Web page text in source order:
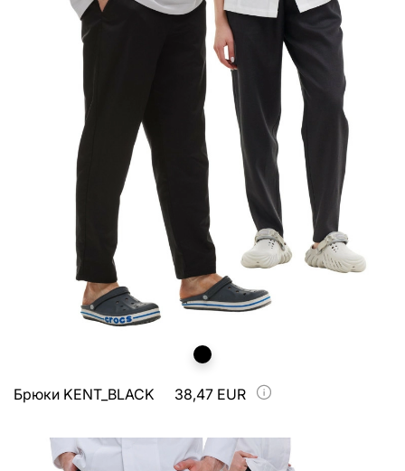
Брюки KENT_BLACK 38,47 EUR